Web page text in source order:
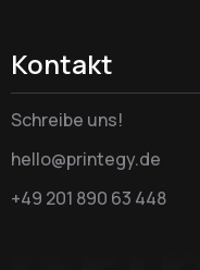
Kontakt
Schreibe uns!
hello@printegy.de
+49 201 890 63 448